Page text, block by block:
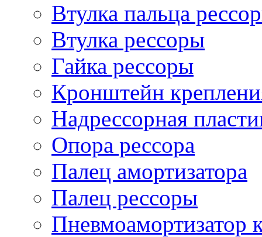
Втулка пальца
Втулка рессоры
Гайка рессоры
Кронштейн
Надрессорная
Опора рессора
Палец амортизатора
Палец рессоры
Пневмоамортизатор